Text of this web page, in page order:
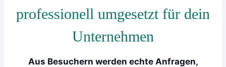
professionell umgesetzt für dein
Unternehmen
Aus Besuchern werden echte Anfragen,